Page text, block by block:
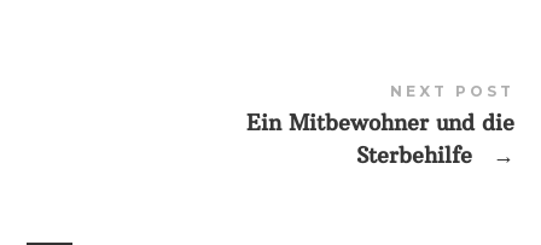
NEXT POST
Ein Mitbewohner und die
Sterbehilfe
→